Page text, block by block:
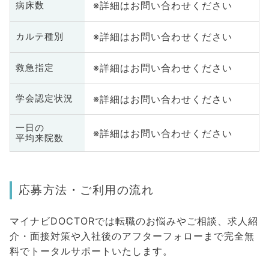
病床数 ※詳細はお問い合わせください
カルテ種別 ※詳細はお問い合わせください
救急指定 ※詳細はお問い合わせください
学会認定状況 ※詳細はお問い合わせください
一日の
平均来院数
※詳細はお問い合わせください
応募方法・ご利用の流れ
マイナビDOCTORでは転職のお悩みやご相談、求人紹
介・面接対策や入社後のアフターフォローまで完全無
料でトータルサポートいたします。